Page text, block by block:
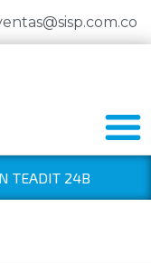
TEADIT 24B